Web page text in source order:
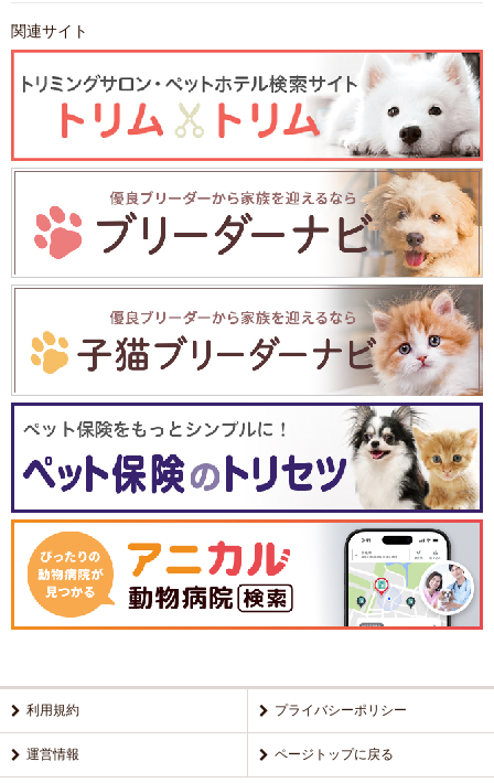
関連サイト
利用規約 プライバシーポリシー
運営情報 ページトップに戻る